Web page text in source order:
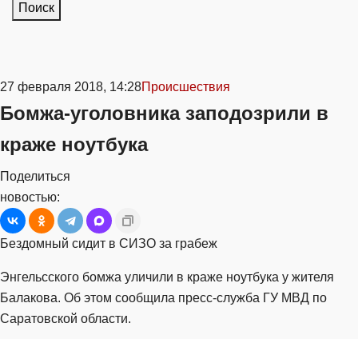
Поиск
27 февраля 2018, 14:28Происшествия
Бомжа-уголовника заподозрили в
краже ноутбука
Поделиться
новостью:
Бездомный сидит в СИЗО за грабеж
Энгельсского бомжа уличили в краже ноутбука у жителя
Балакова. Об этом сообщила пресс-служба ГУ МВД по
Саратовской области.